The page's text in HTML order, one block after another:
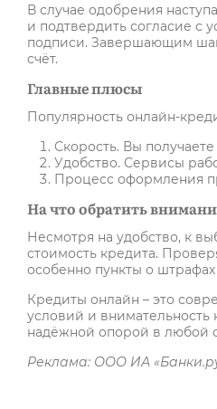
В случае одобрения
и подтвердить согласие с
подписи. Завершающим
счёт.
Главные плюсы
Популярность онлайн-
Скорость. Вы
Удобство. Сервисы
Процесс оформления
На что обратить
Несмотря на удобство, к
стоимость кредита.
особенно пункты о
Кредиты онлайн – это
условий и внимательность
надёжной опорой в любой
Реклама: ООО ИА